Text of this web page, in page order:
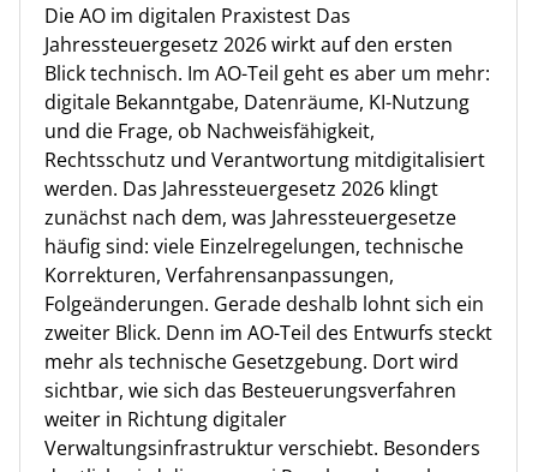
Die AO im digitalen Praxistest Das
Jahressteuergesetz 2026 wirkt auf den ersten
Blick technisch. Im AO-Teil geht es aber um mehr:
digitale Bekanntgabe, Datenräume, KI-Nutzung
und die Frage, ob Nachweisfähigkeit,
Rechtsschutz und Verantwortung mitdigitalisiert
werden. Das Jahressteuergesetz 2026 klingt
zunächst nach dem, was Jahressteuergesetze
häufig sind: viele Einzelregelungen, technische
Korrekturen, Verfahrensanpassungen,
Folgeänderungen. Gerade deshalb lohnt sich ein
zweiter Blick. Denn im AO-Teil des Entwurfs steckt
mehr als technische Gesetzgebung. Dort wird
sichtbar, wie sich das Besteuerungsverfahren
weiter in Richtung digitaler
Verwaltungsinfrastruktur verschiebt. Besonders